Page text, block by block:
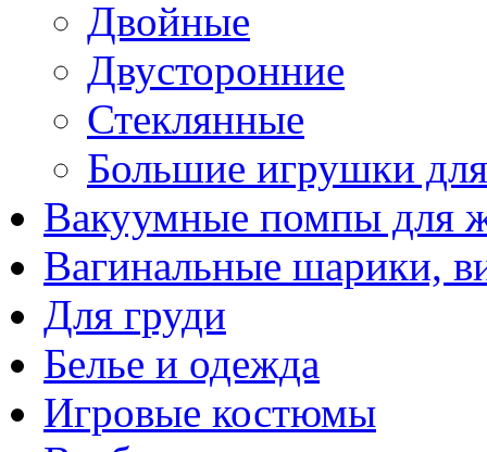
Двойные
Двусторонние
Стеклянные
Большие игрушки
Вакуумные помпы для
Вагинальные шарики,
Для груди
Белье и одежда
Игровые костюмы